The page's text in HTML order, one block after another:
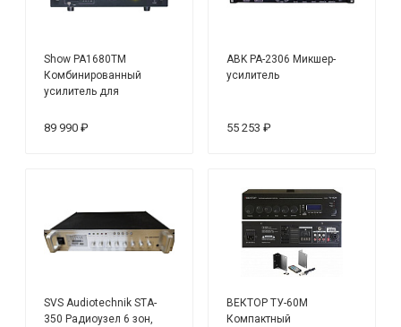
Show PA1680TM
Комбинированный
усилитель для
оповещения
89 990 ₽
ABK PA-2306 Микшер-
усилитель
55 253 ₽
SVS Audiotechnik STA-
350 Радиоузел 6 зон,
ВЕКТОР ТУ-60М
Компактный